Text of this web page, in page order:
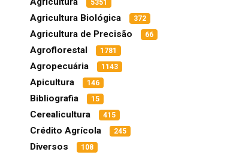
5351
Agricultura Biológica 372
Agricultura de Precisão 66
Agroflorestal 1781
Agropecuária 1143
Apicultura 146
Bibliografia 15
Cerealicultura 415
Crédito Agrícola 245
Diversos 108